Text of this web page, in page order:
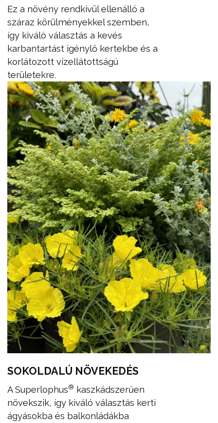
Ez a növény rendkívül ellenálló a
száraz körülményekkel szemben,
így kiváló választás a kevés
karbantartást igénylő kertekbe és a
korlátozott vízellátottságú
területekre.
SOKOLDALÚ NÖVEKEDÉS
A Superlophus® kaszkádszerűen
növekszik, így kiváló választás kerti
ágyásokba és balkonládákba